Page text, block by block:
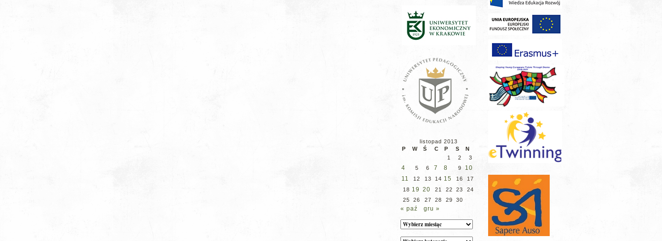
listopad 2013
P
W Ś C P S
N
1
2 3
4 5 6 7 8 9
10
11
12 13 14 15 16
17
18 19 20 21 22 23
24
25
26 27 28 29 30
« paź gru »
Archiwum
Kategorie